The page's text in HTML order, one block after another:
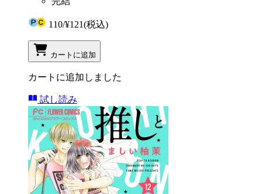
110/¥121(税込)
カートに追加
カートに追加しました
試し読み